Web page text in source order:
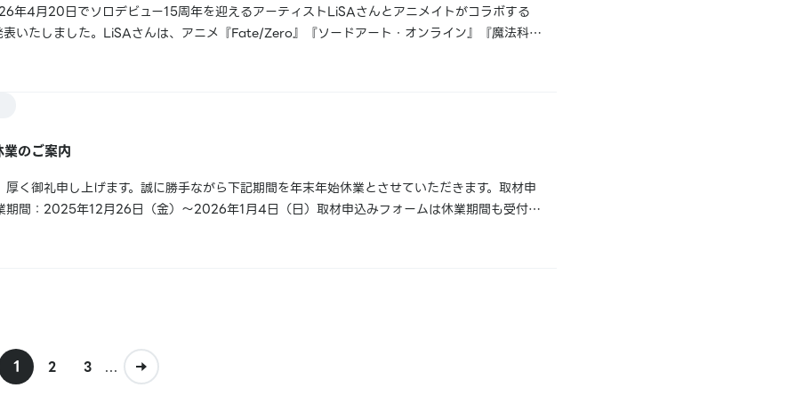
年4月20日でソロデビュー15周年を迎えるアーティストLiSAさんとアニメイトがコラボする
いたしました。LiSAさんは、アニメ『Fate/Zero』『ソードアート・オンライン』『魔法科高
ー以...
業のご案内
く御礼申し上げます。誠に勝手ながら下記期間を年末年始休業とさせていただきます。取材申
間：2025年12月26日（金）～2026年1月4日（日）取材申込みフォームは休業期間も受付を
よりもお時間をいただ...
1 2 3 ...